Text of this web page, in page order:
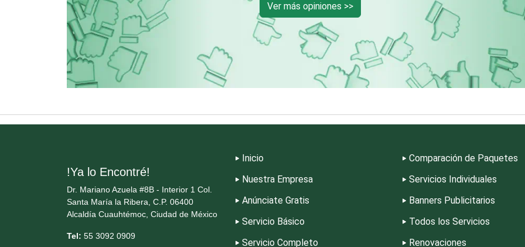
Cristalerías Cromadoras Decoración de
Dentistas Deportes Depósitos Dentales
Dermatólogos Desarrollo de Software Desperdicios
Electricidad y Plomería
Elevadores y Ascensores Empaques y Embalajes Empresas de
Ver más opiniones >>
!Ya lo Encontré!
Dr. Mariano Azuela #8B - Interior 1 Col.
Santa María la Ribera, C.P. 06400
Alcaldía Cuauhtémoc, Ciudad de México
Tel: 55 3092 0909
Inicio
Nuestra Empresa
Anúnciate Gratis
Servicio Básico
Servicio Completo
Comparación de Paquetes
Servicios Individuales
Banners Publicitarios
Todos los Servicios
Renovaciones